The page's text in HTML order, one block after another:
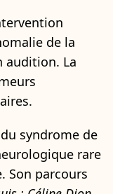
de la
audition. La
syndrome de
rare
Son parcours